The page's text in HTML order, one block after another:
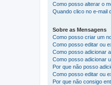
Como posso alterar o
Quando clico no e-mail
Sobre as Mensagens
Como posso criar um
Como posso editar ou
Como posso adicionar
Como posso adicionar
Por que não posso
Como posso editar ou
Por que não consigo